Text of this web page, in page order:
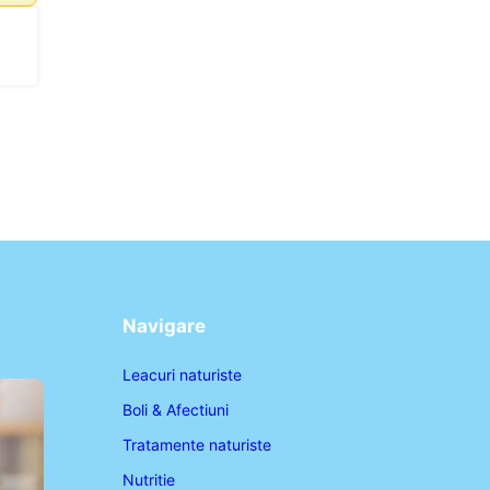
Navigare
Leacuri naturiste
Boli & Afectiuni
Tratamente naturiste
Nutritie